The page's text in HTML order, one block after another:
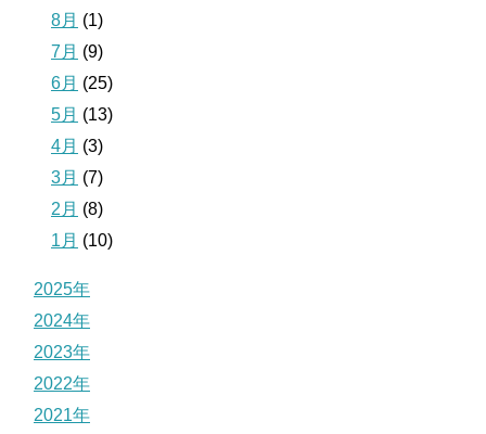
8月 (1)
7月 (9)
6月 (25)
5月 (13)
4月 (3)
3月 (7)
2月 (8)
1月 (10)
2025年
2024年
2023年
2022年
2021年